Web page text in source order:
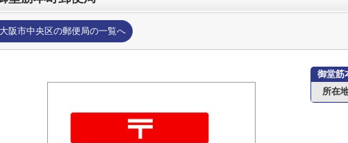
阪市中央区の郵便局の一覧へ
御堂筋
所在